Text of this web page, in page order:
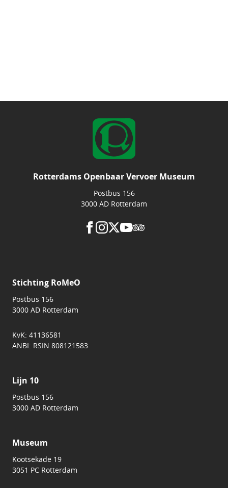
Rotterdams Openbaar Vervoer Museum
Postbus 156
3000 AD Rotterdam
Stichting RoMeO
Postbus 156
3000 AD Rotterdam
KvK: 41136581
ANBI: RSIN 808121583
Lijn 10
Postbus 156
3000 AD Rotterdam
Museum
Kootsekade 19
3051 PC Rotterdam